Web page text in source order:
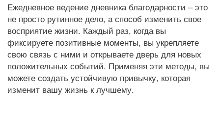
Ежедневное ведение дневника благодарности – это
не просто рутинное дело, а способ изменить свое
восприятие жизни. Каждый раз, когда вы
фиксируете позитивные моменты, вы укрепляете
свою связь с ними и открываете дверь для новых
положительных событий. Применяя эти методы, вы
можете создать устойчивую привычку, которая
изменит вашу жизнь к лучшему.